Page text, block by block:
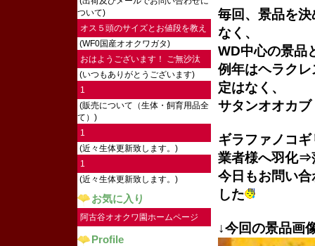
タ♀を注文...
ついて)
オス５頭のサイズとお値段を教え
ていただけ...
(WF0国産オオクワガタ)
おはようございます！ ご無沙汰
してます。...
(いつもありがとうございます)
1
(販売について（生体・飼育用品全
て）)
1
(近々生体更新致します。)
1
(近々生体更新致します。)
お気に入り
阿古谷オオクワ園ホームページ
Profile
毎回、景品を
なく、
WD中心の景品
例年はヘラク
定はなく、
サタンオオカ
ギラファノコ
業者様へ羽化⇒
今日もお問い
した
↓今回の景品画